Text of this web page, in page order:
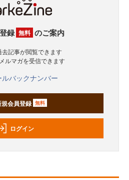
録 無料 のご案内
去記事が閲覧できます
ルマガを受信できます
ルバックナンバー
規会員登録 無料
ログイン